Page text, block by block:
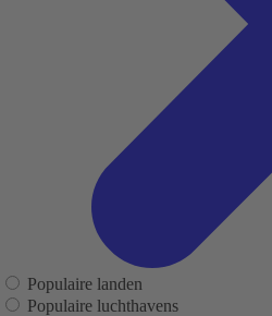
Populaire landen
Populaire luchthavens